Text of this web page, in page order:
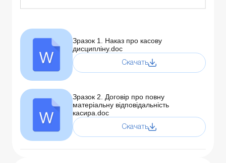
Зразок 1. Наказ про касову
дисципліну.doc
Скачать
Зразок 2. Договір про повну
матеріальну відповідальність
касира.doc
Скачать